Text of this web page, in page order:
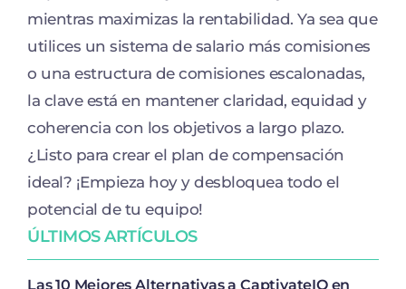
ÚLTIMOS ARTÍCULOS
Las 10 Mejores Alternativas a CaptivateIQ en
mientras maximizas la rentabilidad. Ya sea que
utilices un sistema de salario más comisiones
o una estructura de comisiones escalonadas,
la clave está en mantener claridad, equidad y
coherencia con los objetivos a largo plazo.
¿Listo para crear el plan de compensación
ideal? ¡Empieza hoy y desbloquea todo el
potencial de tu equipo!